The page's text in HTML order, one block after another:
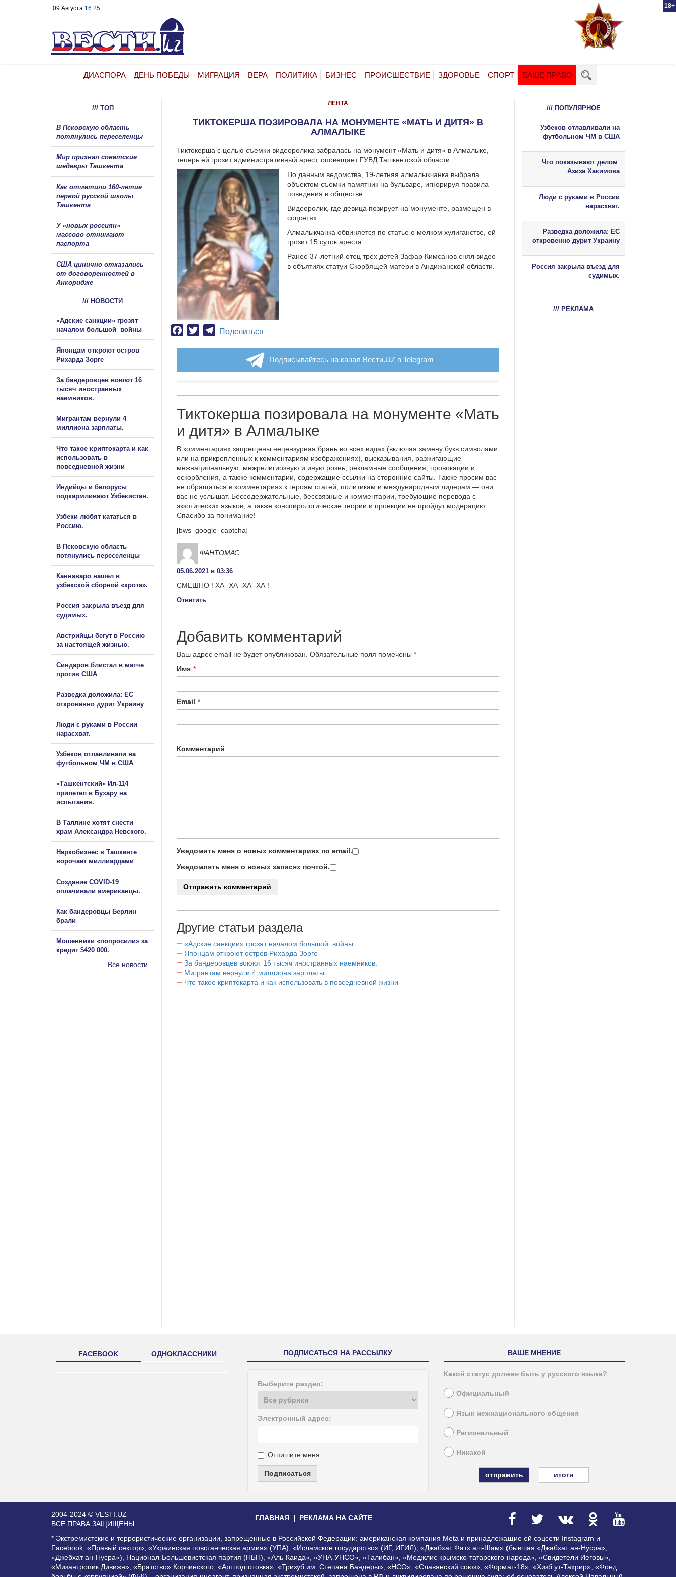
18+
09 Августа 16:25
ДИАСПОРА ДЕНЬ ПОБЕДЫ МИГРАЦИЯ ВЕРА ПОЛИТИКА БИЗНЕС ПРОИСШЕСТВИЕ ЗДОРОВЬЕ СПОРТ ВАШЕ ПРАВО
ЛЕНТА
ТИКТОКЕРША ПОЗИРОВАЛА НА МОНУМЕНТЕ «МАТЬ И ДИТЯ» В
АЛМАЛЫКЕ
Тиктокерша с целью съемки видеоролика забралась на монумент «Мать и дитя» в Алмалыке,
теперь ей грозит административный арест, оповещает ГУВД Ташкентской области.
По данным ведомства, 19-летняя алмалыкчанка выбрала
объектом съемки памятник на бульваре, игнорируя правила
поведения в обществе.
Видеоролик, где девица позирует на монументе, размещен в
соцсетях.
Алмалыкчанка обвиняется по статье о мелком хулиганстве, ей
грозит 15 суток ареста.
Ранее 37-летний отец трех детей Зафар Кимсанов снял видео
в объятиях статуи Скорбящей матери в Андижанской области.
Facebook
TwitterTelegram
Поделиться
Подписывайтесь на канал Вести.UZ в Telegram
Тиктокерша позировала на монументе «Мать
и дитя» в Алмалыке
В комментариях запрещены нецензурная брань во всех видах (включая замену букв символами
или на прикрепленных к комментариям изображениях), высказывания, разжигающие
межнациональную, межрелигиозную и иную рознь, рекламные сообщения, провокации и
оскорбления, а также комментарии, содержащие ссылки на сторонние сайты. Также просим вас
не обращаться в комментариях к героям статей, политикам и международным лидерам — они
вас не услышат. Бессодержательные, бессвязные и комментарии, требующие перевода с
экзотических языков, а также конспирологические теории и проекции не пройдут модерацию.
Спасибо за понимание!
[bws_google_captcha]
ФАНТОМАС:
05.06.2021 в 03:36
СМЕШНО ! ХА -ХА -ХА -ХА !
Ответить
Добавить комментарий
Ваш адрес email не будет опубликован. Обязательные поля помечены *
Имя *
Email *
Комментарий
Уведомить меня о новых комментариях по email.
Уведомлять меня о новых записях почтой.
Другие статьи раздела
«Адские санкции» грозят началом большой войны
Японцам откроют остров Рихарда Зорге
За бандеровцев воюют 16 тысяч иностранных наемников.
Мигрантам вернули 4 миллиона зарплаты.
Что такое криптокарта и как использовать в повседневной жизни
/// ТОП
В Псковскую область
потянулись переселенцы
Мир признал советские
шедевры Ташкента
Как отметили 160-летие
первой русской школы
Ташкента
У «новых россиян»
массово отнимают
паспорта
США цинично отказались
от договоренностей в
Анкоридже
/// НОВОСТИ
«Адские санкции» грозят
началом большой войны
Японцам откроют остров
Рихарда Зорге
За бандеровцев воюют 16
тысяч иностранных
наемников.
Мигрантам вернули 4
миллиона зарплаты.
Что такое криптокарта и как
использовать в
повседневной жизни
Индийцы и белорусы
подкармливают Узбекистан.
Узбеки любят кататься в
Россию.
В Псковскую область
потянулись переселенцы
Каннаваро нашел в
узбекской сборной «крота».
Россия закрыла въезд для
судимых.
Австрийцы бегут в Россию
за настоящей жизнью.
Синдаров блистал в матче
против США
Разведка доложила: ЕС
откровенно дурит Украину
Люди с руками в России
нарасхват.
Узбеков отлавливали на
футбольном ЧМ в США
«Ташкентский» Ил-114
прилетел в Бухару на
испытания.
В Таллине хотят снести
храм Александра Невского.
Наркобизнес в Ташкенте
ворочает миллиардами
Создание COVID-19
оплачивали американцы.
Как бандеровцы Берлин
брали
Мошенники «попросили» за
кредит $420 000.
Все новости...
/// ПОПУЛЯРНОЕ
Узбеков отлавливали на
футбольном ЧМ в США
Что показывают делом
Азиза Хакимова
Люди с руками в России
нарасхват.
Разведка доложила: ЕС
откровенно дурит Украину
Россия закрыла въезд для
судимых.
/// РЕКЛАМА
FACEBOOK ОДНОКЛАССНИКИ ПОДПИСАТЬСЯ НА РАССЫЛКУ
Выберите раздел:
Электронный адрес:
Отпишите меня
Подписаться
ВАШЕ МНЕНИЕ
Какой статус должен быть у русского языка?
Официальный
Язык межнационального общения
Региональный
Никакой
итоги
2004-2024 © VESTI.UZ
ВСЕ ПРАВА ЗАЩИЩЕНЫ
ГЛАВНАЯ РЕКЛАМА НА САЙТЕ
* Экстремистские и террористические организации, запрещенные в Российской Федерации: американская компания Meta и принадлежащие ей соцсети Instagram и
Facebook, «Правый сектор», «Украинская повстанческая армия» (УПА), «Исламское государство» (ИГ, ИГИЛ), «Джабхат Фатх аш-Шам» (бывшая «Джабхат ан-Нусра»,
«Джебхат ан-Нусра»), Национал-Большевистская партия (НБП), «Аль-Каида», «УНА-УНСО», «Талибан», «Меджлис крымско-татарского народа», «Свидетели Иеговы»,
«Мизантропик Дивижн», «Братство» Корчинского, «Артподготовка», «Тризуб им. Степана Бандеры», «НСО», «Славянский союз», «Формат-18», «Хизб ут-Тахрир», «Фонд